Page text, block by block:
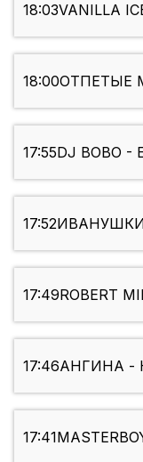
18:03VANILLA
18:00ОТПЕТЫЕ
17:55DJ BOBO -
17:52ИВАНУШКИ
17:49ROBERT
17:46АНГИНА -
17:41